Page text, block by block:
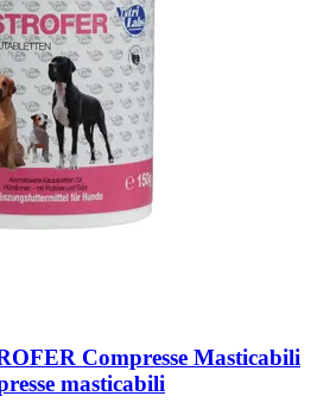
Compresse Masticabili
masticabili